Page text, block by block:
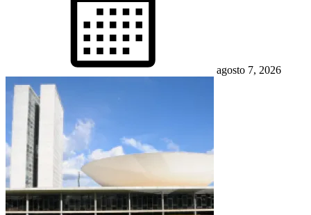
agosto 7, 2026